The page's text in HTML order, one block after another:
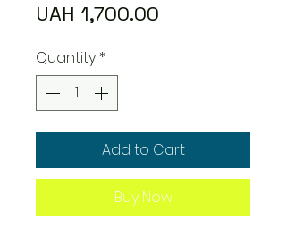
UAH 1,700.00
Quantity *
Add to Cart
Buy Now